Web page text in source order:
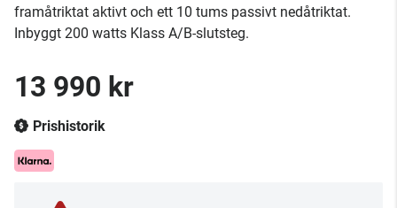
framåtriktat aktivt och ett 10 tums passivt nedåtriktat.
Inbyggt 200 watts Klass A/B-slutsteg.
13 990 kr
Prishistorik